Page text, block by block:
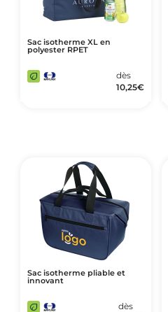
Sac isotherme XL en
polyester RPET
dès
10,25€
Sac isotherme pliable et
innovant
dès